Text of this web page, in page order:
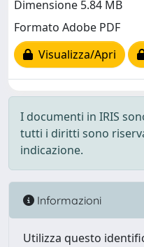
Dimensione 5.84 MB
Formato Adobe PDF
Visualizza/Apri
I documenti in IRIS
tutti i diritti sono
indicazione.
Informazioni
Utilizza questo